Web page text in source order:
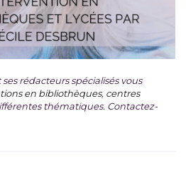
rédacteurs spécialisés vous
en bibliothèques, centres
thématiques. Contactez-